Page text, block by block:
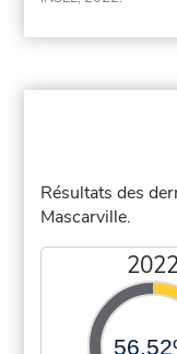
Résultats des
Mascarville.